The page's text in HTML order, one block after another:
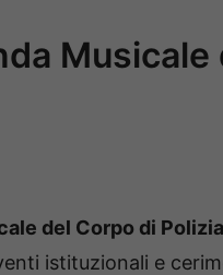
del Corpo di
istituzionali e